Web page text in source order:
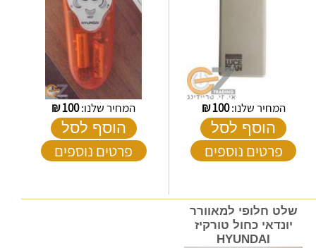
המחיר שלנו:100
₪
הוסף לסל
פרטים נוספים
המחיר שלנו:100
₪
הוסף לסל
פרטים נוספים
שלט חלופי למאוורר
יונדאי כחול טורקיז
HYUNDAI